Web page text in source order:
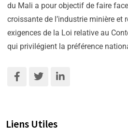
du Mali a pour objectif de faire
croissante de l’industrie minière et
exigences de la Loi relative au
qui privilégient la préférence
Liens Utiles